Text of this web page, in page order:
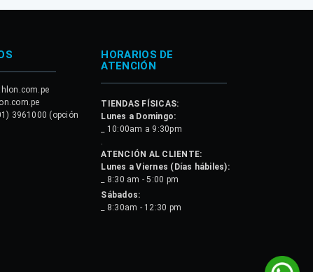
3961000 (opción
HORARIOS DE
ATENCIÓN
TIENDAS FÍSICAS:
Lunes a Domingo:
_ 10:00am a 9:30pm
.
ATENCIÓN AL CLIENTE:
Lunes a Viernes (Días hábiles):
_ 8:30 am - 5:00 pm
Sábados:
_ 8:30am - 12:30 pm